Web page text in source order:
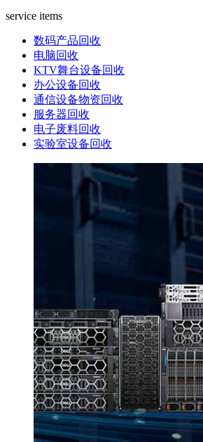
service items
数码产品回收
电脑回收
KTV舞台设备回收
办公设备回收
通信设备物资回收
服务器回收
电子废料回收
实验室设备回收